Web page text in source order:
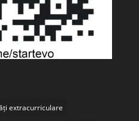
extracurriculare